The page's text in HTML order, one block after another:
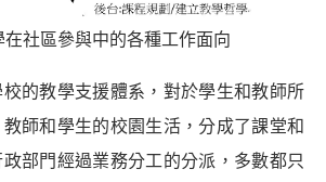
在社區參與中的各種工作面向
的教學支援體系，對於學生和教師所
師和學生的校園生活，分成了課堂和
部門經過業務分工的分派，多數都只